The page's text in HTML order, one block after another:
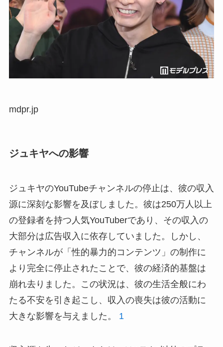
mdpr.jp
ジュキヤへの影響
ジュキヤのYouTubeチャンネルの停止は、彼の収入
源に深刻な影響を及ぼしました。彼は250万人以上
の登録者を持つ人気YouTuberであり、その収入の
大部分は広告収入に依存していました。しかし、
チャンネルが「性的暴力的コンテンツ」の制作に
より完全に停止されたことで、彼の経済的基盤は
崩れ去りました。この状況は、彼の生活全般にわ
たる不安を引き起こし、収入の喪失は彼の活動に
大きな影響を与えました。 1